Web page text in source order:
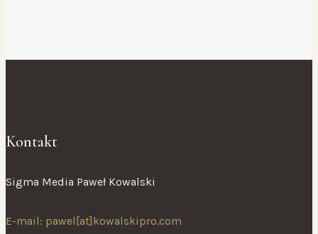
Kontakt
Sigma Media Paweł Kowalski
E-mail: pawel[at]kowalskipro.com